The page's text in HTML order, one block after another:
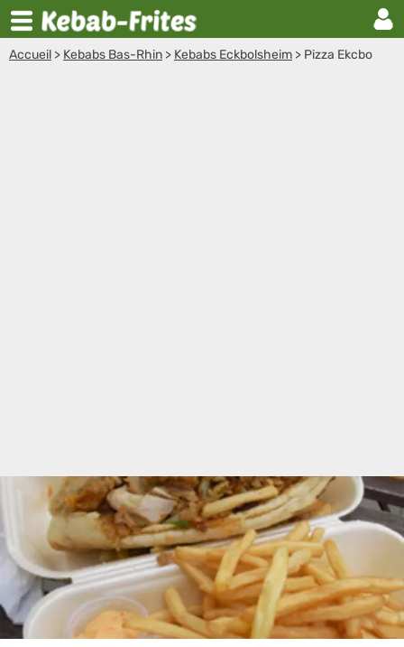
Accueil > Kebabs Bas-Rhin > Kebabs Eckbolsheim > Pizza Ekcbo